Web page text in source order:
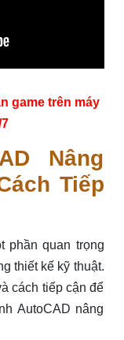
game trên máy
Nâng
Tiếp
phần quan trọng
thiết kế kỹ thuật.
cách tiếp cận để
AutoCAD nâng